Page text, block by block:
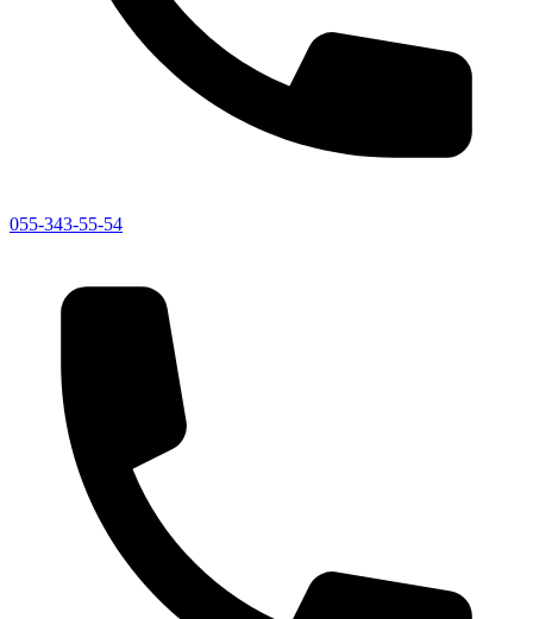
055-343-55-54